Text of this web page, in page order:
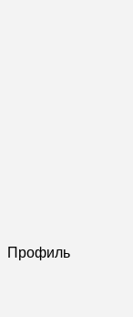
Профиль